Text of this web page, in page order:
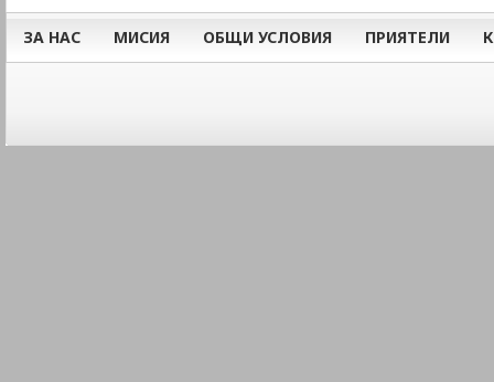
ЗА НАС МИСИЯ ОБЩИ УСЛОВИЯ ПРИЯТЕЛИ